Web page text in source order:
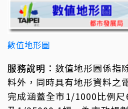
數值地形圖
服務說明 ：數值地形圖係指
料外，同時具有地形資料之
完成涵蓋全市1/1000比例